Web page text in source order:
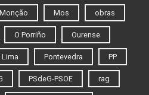
Monção Mos obras
O Porriño Ourense
Lima Pontevedra PP
PSdeG-PSOE rag